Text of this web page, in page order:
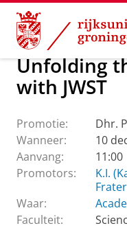
Skip
Content
Skip
Navigation
Over ons Actueel
Unfolding
with JWST
Promotie:
Dhr.
Wanneer:
10
Aanvang:
11:00
Promotors:
K.I.
Waar:
Faculteit: